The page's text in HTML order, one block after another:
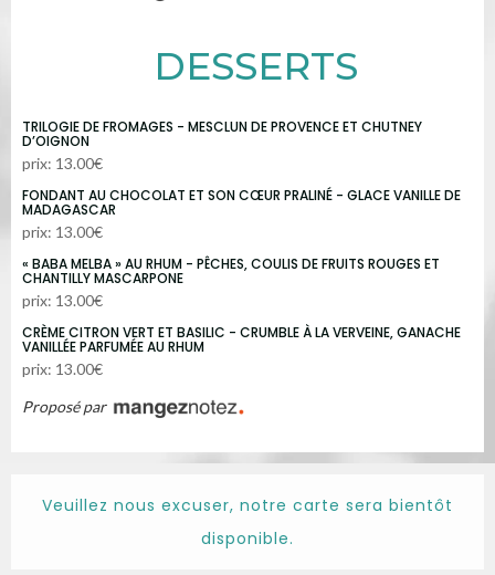
DESSERTS
TRILOGIE DE FROMAGES - MESCLUN DE PROVENCE ET CHUTNEY
D’OIGNON
prix: 13.00€
FONDANT AU CHOCOLAT ET SON CŒUR PRALINÉ - GLACE VANILLE DE
MADAGASCAR
prix: 13.00€
« BABA MELBA » AU RHUM - PÊCHES, COULIS DE FRUITS ROUGES ET
CHANTILLY MASCARPONE
prix: 13.00€
CRÈME CITRON VERT ET BASILIC - CRUMBLE À LA VERVEINE, GANACHE
VANILLÉE PARFUMÉE AU RHUM
prix: 13.00€
Proposé par
Veuillez nous excuser, notre carte sera bientôt
disponible.